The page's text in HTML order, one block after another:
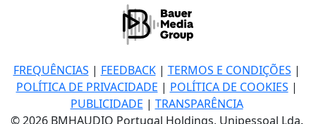
FREQUÊNCIAS | FEEDBACK| TERMOS E CONDIÇÕES |
POLÍTICA DE PRIVACIDADE | POLÍTICA DE COOKIES |
PUBLICIDADE | TRANSPARÊNCIA
© 2026 BMHAUDIO Portugal Holdings, Unipessoal Lda.